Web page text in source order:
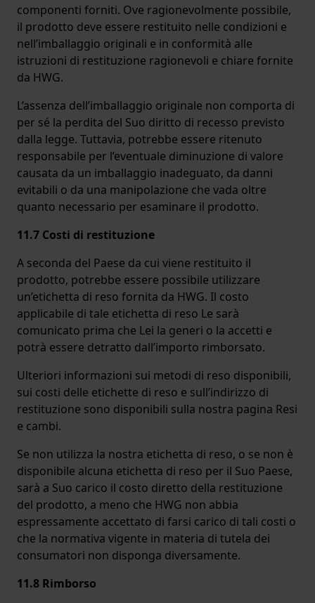
componenti forniti. Ove ragionevolmente possibile,
il prodotto deve essere restituito nelle condizioni e
nell’imballaggio originali e in conformità alle
istruzioni di restituzione ragionevoli e chiare fornite
da HWG.
L’assenza dell’imballaggio originale non comporta di
per sé la perdita del Suo diritto di recesso previsto
dalla legge. Tuttavia, potrebbe essere ritenuto
responsabile per l’eventuale diminuzione di valore
causata da un imballaggio inadeguato, da danni
evitabili o da una manipolazione che vada oltre
quanto necessario per esaminare il prodotto.
11.7 Costi di restituzione
A seconda del Paese da cui viene restituito il
prodotto, potrebbe essere possibile utilizzare
un’etichetta di reso fornita da HWG. Il costo
applicabile di tale etichetta di reso Le sarà
comunicato prima che Lei la generi o la accetti e
potrà essere detratto dall’importo rimborsato.
Ulteriori informazioni sui metodi di reso disponibili,
sui costi delle etichette di reso e sull’indirizzo di
restituzione sono disponibili sulla nostra pagina Resi
e cambi.
Se non utilizza la nostra etichetta di reso, o se non è
disponibile alcuna etichetta di reso per il Suo Paese,
sarà a Suo carico il costo diretto della restituzione
del prodotto, a meno che HWG non abbia
espressamente accettato di farsi carico di tali costi o
che la normativa vigente in materia di tutela dei
consumatori non disponga diversamente.
11.8 Rimborso